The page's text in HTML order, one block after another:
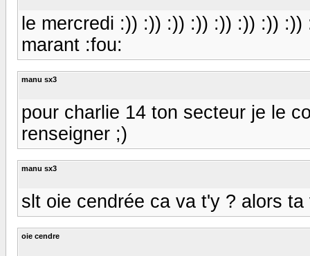
le mercredi :)) :)) :)) :)) :)) :)) :))
marant :fou:
manu sx3
pour charlie 14 ton secteur je le
renseigner ;)
manu sx3
slt oie cendrée ca va t'y ? alors
oie cendre